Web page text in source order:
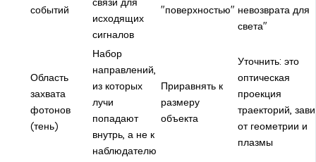
событий
исходящих
сигналов
"поверхностью" невозврата для
света"
Область
захвата
фотонов
(тень)
Набор
направлений,
из которых
лучи
попадают
внутрь, а не к
наблюдателю
Приравнять к
размеру
объекта
Уточнить: это
оптическая
проекция
траекторий,
от геометрии и
плазмы